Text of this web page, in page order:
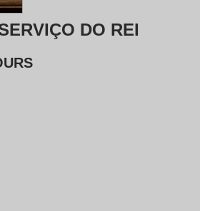
DO REI